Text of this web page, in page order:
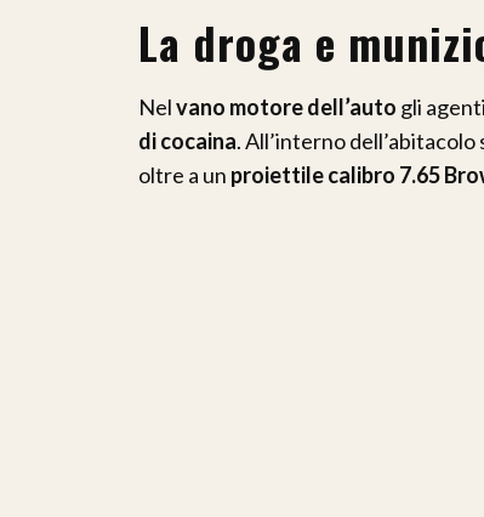
La droga e
Nelvano motore dell’auto gli
di cocaina. All’interno
oltre a un proiettile calibro 7.65